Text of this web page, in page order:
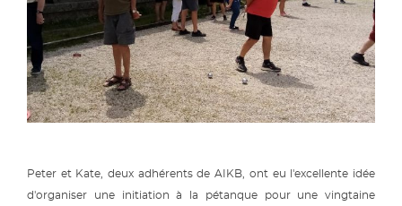
Peter et Kate, deux adhérents de AIKB, ont eu l'excellente idée
d'organiser une initiation à la pétanque pour une vingtaine